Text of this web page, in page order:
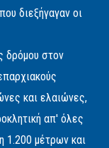
διεξήγαγαν οι
δρόμου στον
και ελαιώνες,
απ' όλες
1.200 μέτρων και